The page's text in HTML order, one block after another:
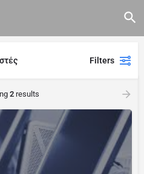
Filters
2results